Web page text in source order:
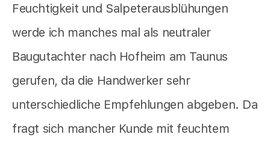
Feuchtigkeit und Salpeterausblühungen
werde ich manches mal als neutraler
Baugutachter nach Hofheim am Taunus
gerufen, da die Handwerker sehr
unterschiedliche Empfehlungen abgeben. Da
fragt sich mancher Kunde mit feuchtem